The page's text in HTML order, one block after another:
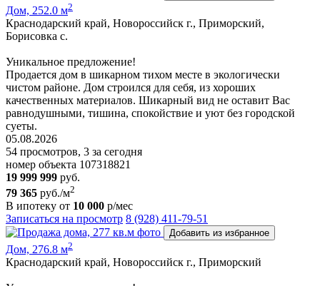
Дом, 252.0 м2
Краснодарский край, Новороссийск г., Приморский,
Борисовка с.
Уникальное предложение!
Продается дом в шикарном тихом месте в экологически
чистом районе. Дом строился для себя, из хороших
качественных материалов. Шикарный вид не оставит Вас
равнодушными, тишина, спокойствие и уют без городской
суеты.
05.08.2026
54 просмотров, 3 за сегодня
номер объекта 107318821
19 999 999 руб.
79 365 руб./м2
В ипотеку от 10 000 р/мес
Записаться на просмотр 8 (928) 411-79-51
Добавить из избранное
Дом, 276.8 м2
Краснодарский край, Новороссийск г., Приморский